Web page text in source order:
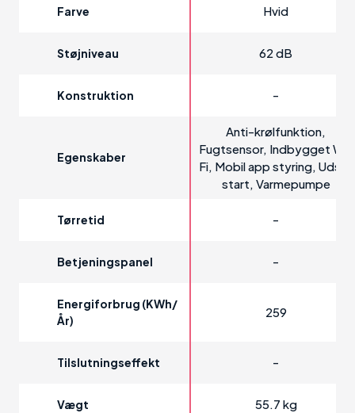
Farve Hvid
Støjniveau 62 dB
Konstruktion -
Egenskaber
Anti-krølfunktion,
Fugtsensor, Indbygget Wi-
Fi, Mobil app styring, Udsat
start, Varmepumpe
Tørretid -
Betjeningspanel -
Energiforbrug (kWh/
År)
259
Tilslutningseffekt -
Vægt 55.7 kg